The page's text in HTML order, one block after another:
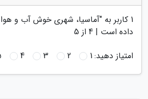
1 کاربر به "آماسیا، شهری خوش آب و هوا
داده است | 4 از 5
امتیاز دهید:1
2
3
4